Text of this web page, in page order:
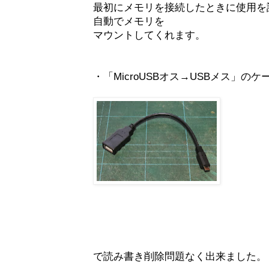
最初にメモリを接続したときに使用
自動でメモリを
マウントしてくれます。
・「MicroUSBオス→USBメス」のケ
で読み書き削除問題なく出来ました。